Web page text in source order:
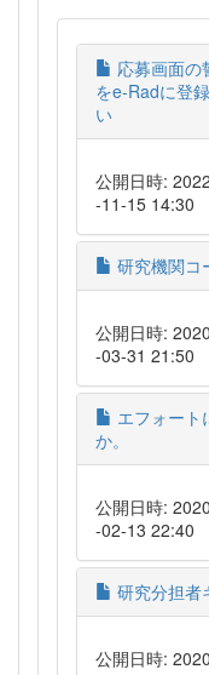
応募画面の
をe-Radに登
い
公開日時:
-11-15 14:30
研究機関コ
公開日時:
-03-31 21:50
エフォート
か。
公開日時:
-02-13 22:40
研究分担者
公開日時: